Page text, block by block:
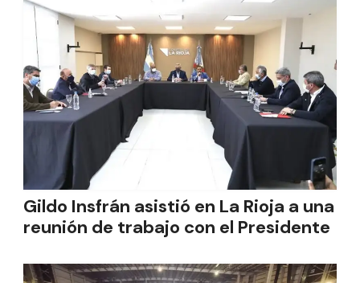
Gildo Insfrán asistió en La Rioja a una
reunión de trabajo con el Presidente